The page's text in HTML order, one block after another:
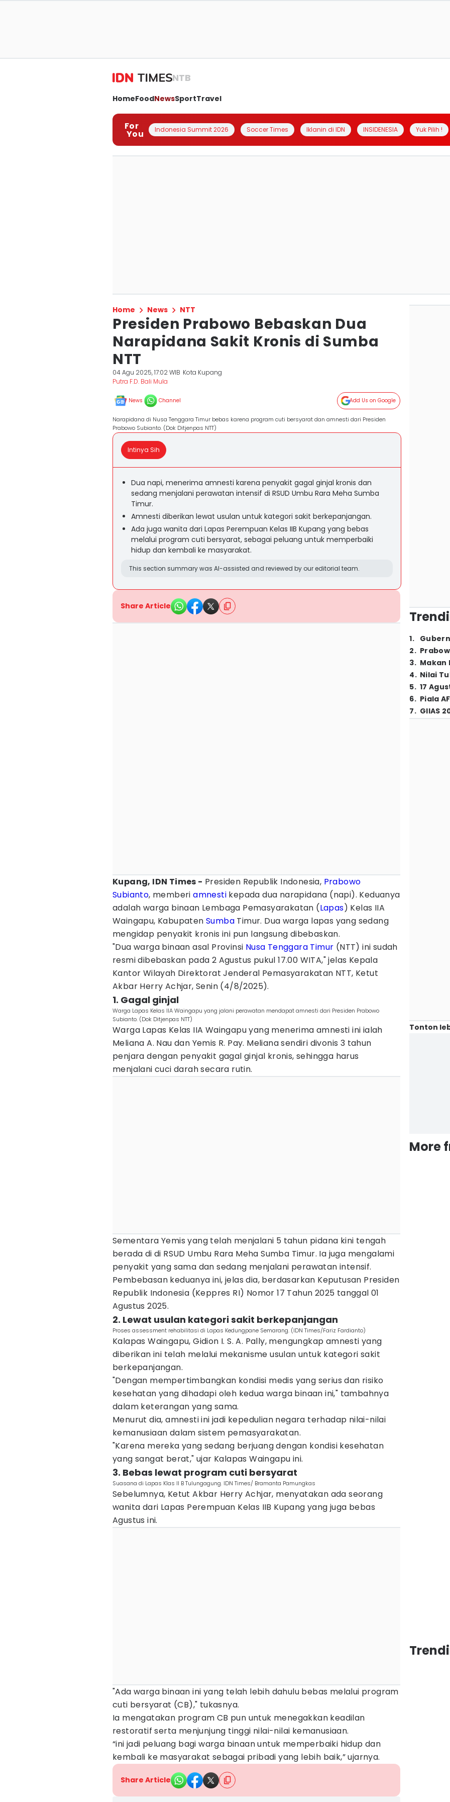
NTB
HomeFoodNewsSportTravel
For
You Indonesia Summit 2026 Soccer Times Iklanin di IDN INSIDENESIA Yuk Pilih !
Home News NTT
Presiden Prabowo Bebaskan Dua
Narapidana Sakit Kronis di Sumba
NTT
04 Agu 2025, 17:02 WIB Kota Kupang
Putra F.D. Bali Mula
News Channel Add Us on Google
Narapidana di Nusa Tenggara Timur bebas karena program cuti bersyarat dan amnesti dari Presiden
Prabowo Subianto. (Dok Ditjenpas NTT)
Intinya Sih
Dua napi, menerima amnesti karena penyakit gagal ginjal kronis dan
sedang menjalani perawatan intensif di RSUD Umbu Rara Meha Sumba
Timur.
Amnesti diberikan lewat usulan untuk kategori sakit berkepanjangan.
Ada juga wanita dari Lapas Perempuan Kelas IIB Kupang yang bebas
melalui program cuti bersyarat, sebagai peluang untuk memperbaiki
hidup dan kembali ke masyarakat.
This section summary was AI-assisted and reviewed by our editorial team.
Share Article
Kupang, IDN Times - Presiden Republik Indonesia, Prabowo
Subianto, memberiamnesti kepada dua narapidana (napi). Keduanya
adalah warga binaan Lembaga Pemasyarakatan (Lapas) Kelas IIA
Waingapu, Kabupaten Sumba Timur. Dua warga lapas yang sedang
mengidap penyakit kronis ini pun langsung dibebaskan.
"Dua warga binaan asal Provinsi Nusa Tenggara Timur (NTT) ini sudah
resmi dibebaskan pada 2 Agustus pukul 17.00 WITA," jelas Kepala
Kantor Wilayah Direktorat Jenderal Pemasyarakatan NTT, Ketut
Akbar Herry Achjar, Senin (4/8/2025).
1. Gagal ginjal
Warga Lapas Kelas IIA Waingapu yang jalani perawatan mendapat amnesti dari Presiden Prabowo
Subianto. (Dok Ditjenpas NTT)
Warga Lapas Kelas IIA Waingapu yang menerima amnesti ini ialah
Meliana A. Nau dan Yemis R. Pay. Meliana sendiri divonis 3 tahun
penjara dengan penyakit gagal ginjal kronis, sehingga harus
menjalani cuci darah secara rutin.
Sementara Yemis yang telah menjalani 5 tahun pidana kini tengah
berada di di RSUD Umbu Rara Meha Sumba Timur. Ia juga mengalami
penyakit yang sama dan sedang menjalani perawatan intensif.
Pembebasan keduanya ini, jelas dia, berdasarkan Keputusan Presiden
Republik Indonesia (Keppres RI) Nomor 17 Tahun 2025 tanggal 01
Agustus 2025.
2. Lewat usulan kategori sakit berkepanjangan
Proses assessment rehabilitasi di Lapas Kedungpane Semarang. (IDN Times/Fariz Fardianto)
Kalapas Waingapu, Gidion I. S. A. Pally, mengungkap amnesti yang
diberikan ini telah melalui mekanisme usulan untuk kategori sakit
berkepanjangan.
"Dengan mempertimbangkan kondisi medis yang serius dan risiko
kesehatan yang dihadapi oleh kedua warga binaan ini," tambahnya
dalam keterangan yang sama.
Menurut dia, amnesti ini jadi kepedulian negara terhadap nilai-nilai
kemanusiaan dalam sistem pemasyarakatan.
‎"Karena mereka yang sedang berjuang dengan kondisi kesehatan
yang sangat berat," ujar Kalapas Waingapu ini.
3. Bebas lewat program cuti bersyarat
Suasana di Lapas Klas II B Tulungagung. IDN Times/ Bramanta Pamungkas
Sebelumnya, Ketut Akbar Herry Achjar, menyatakan ada seorang
wanita dari Lapas Perempuan Kelas IIB Kupang yang juga bebas
Agustus ini.
"Ada warga binaan ini yang telah lebih dahulu bebas melalui program
cuti bersyarat (CB)," tukasnya.
Ia mengatakan program CB pun untuk menegakkan keadilan
restoratif serta menjunjung tinggi nilai-nilai kemanusiaan.
“ini jadi peluang bagi warga binaan untuk memperbaiki hidup dan
kembali ke masyarakat sebagai pribadi yang lebih baik,” ujarnya.
Share Article
1.
2.
3. Makan
4. Nilai
5. 17
6. Piala
7. GIIAS
Tonton
More